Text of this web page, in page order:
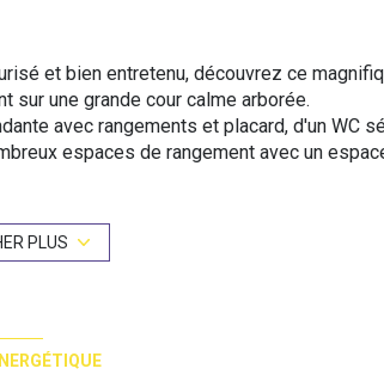
et bien entretenu, découvrez ce
sur une grande cour calme arborée.
avec rangements et placard, d'un WC
espaces de rangement avec un
et discret.
parentale principale de 23m² entièrement
WC séparé est également présent à ce
saura vous séduire par ses
PLUS